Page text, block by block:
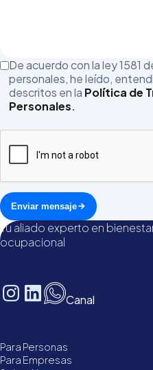
De acuerdo con la ley 1581
personales, he leído,
descritos en la Política de
Personales.
Enviar mensaje
Tu aliado experto en
ocupacional
Canal
Para Personas
Para Empresas